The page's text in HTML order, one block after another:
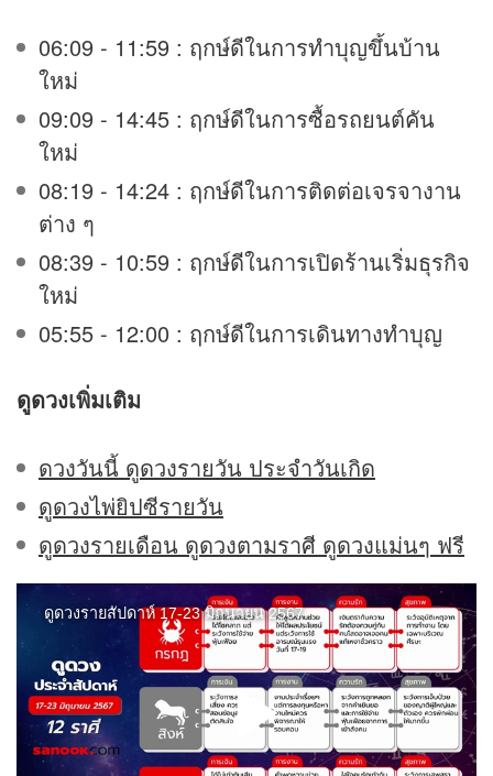
06:09 - 11:59 : ฤกษ์ดีในการทำบุญขึ้นบ้าน
ใหม่
09:09 - 14:45 : ฤกษ์ดีในการซื้อรถยนต์คัน
ใหม่
08:19 - 14:24 : ฤกษ์ดีในการติดต่อเจรจางาน
ต่าง ๆ
08:39 - 10:59 : ฤกษ์ดีในการเปิดร้านเริ่มธุรกิจ
ใหม่
05:55 - 12:00 : ฤกษ์ดีในการเดินทางทำบุญ
ดูดวงเพิ่มเติม
ดวงวันนี้ ดูดวงรายวัน ประจำวันเกิด
ดูดวงไพ่ยิปซีรายวัน
ดูดวงรายเดือน ดูดวงตามราศี ดูดวงแม่นๆ ฟรี